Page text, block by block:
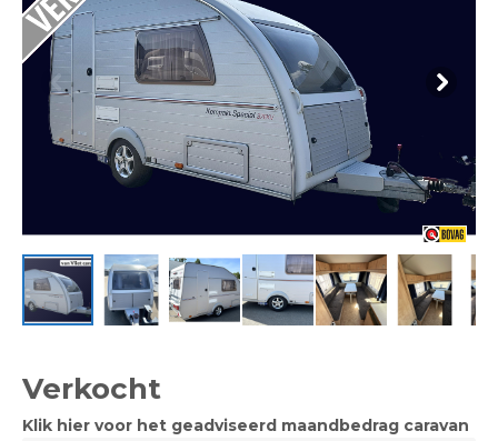
Verkocht
Klik hier voor het geadviseerd maandbedrag caravan